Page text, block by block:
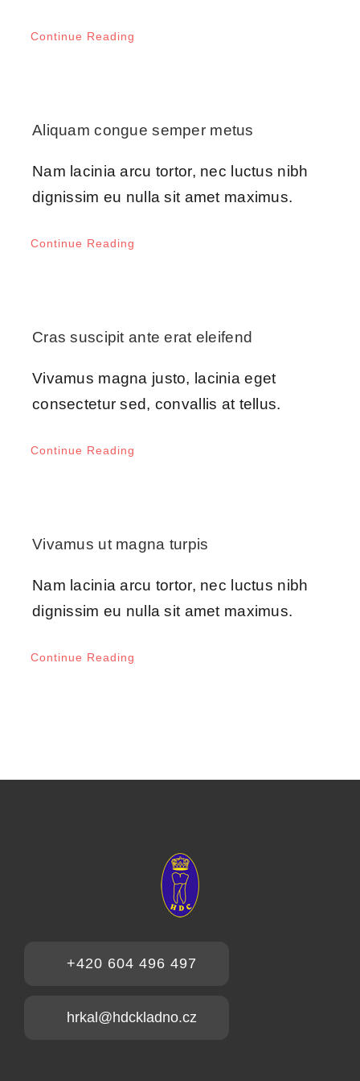
Continue Reading
Aliquam congue semper metus
Nam lacinia arcu tortor, nec luctus nibh
dignissim eu nulla sit amet maximus.
Continue Reading
Cras suscipit ante erat eleifend
Vivamus magna justo, lacinia eget
consectetur sed, convallis at tellus.
Continue Reading
Vivamus ut magna turpis
Nam lacinia arcu tortor, nec luctus nibh
dignissim eu nulla sit amet maximus.
Continue Reading
+420 604 496 497
hrkal@hdckladno.cz